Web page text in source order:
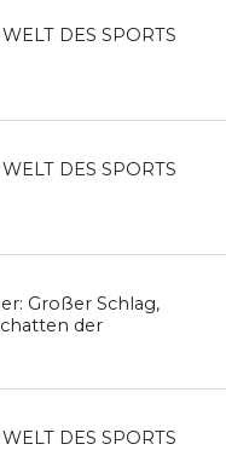
DES SPORTS
DES SPORTS
Großer Schlag,
der
DES SPORTS